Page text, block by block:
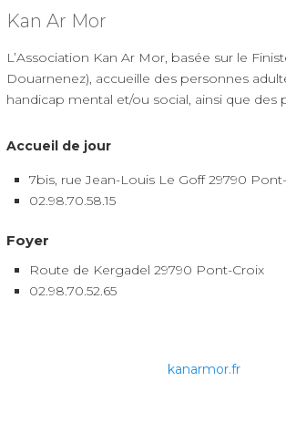
Kan Ar Mor
L’Association Kan Ar Mor, basée sur le
Douarnenez), accueille des personnes
handicap mental et/ou social, ainsi que des
Accueil de jour
7bis, rue Jean-Louis Le Goff 29790
02.98.70.58.15
Foyer
Route de Kergadel 29790 Pont-Croix
02.98.70.52.65
kanarmor.fr